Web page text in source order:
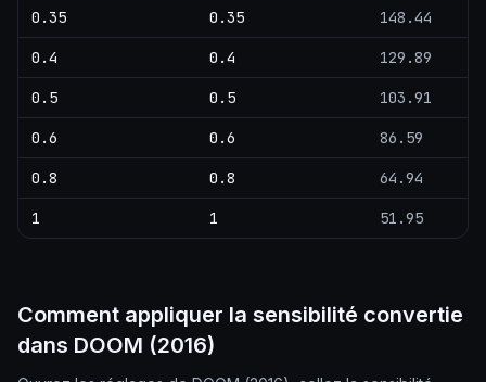
0.35 0.35 148.44
0.4 0.4 129.89
0.5 0.5 103.91
0.6 0.6 86.59
0.8 0.8 64.94
1 1 51.95
Comment appliquer la sensibilité convertie
dans DOOM (2016)